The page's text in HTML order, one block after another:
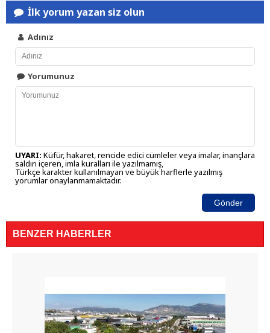
İlk yorum yazan siz olun
Adınız
Yorumunuz
UYARI: Küfür, hakaret, rencide edici cümleler veya imalar, inançlara
saldırı içeren, imla kuralları ile yazılmamış,
Türkçe karakter kullanılmayan ve büyük harflerle yazılmış
yorumlar onaylanmamaktadır.
Gönder
BENZER HABERLER